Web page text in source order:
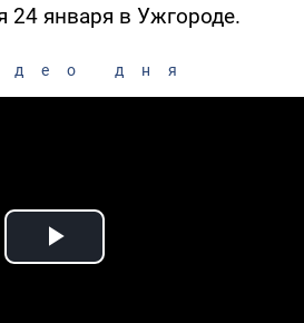
24 января в Ужгороде.
дня
Play Video